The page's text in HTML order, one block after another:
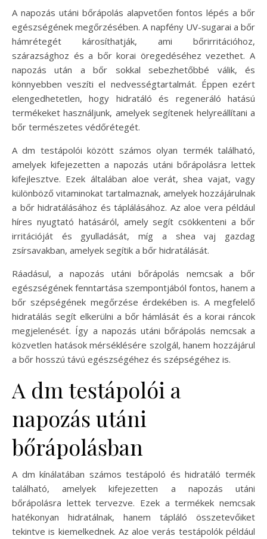
A napozás utáni bőrápolás alapvetően fontos lépés a bőr
egészségének megőrzésében. A napfény UV-sugarai a bőr
hámrétegét károsíthatják, ami bőrirritációhoz,
szárazsághoz és a bőr korai öregedéséhez vezethet. A
napozás után a bőr sokkal sebezhetőbbé válik, és
könnyebben veszíti el nedvességtartalmát. Éppen ezért
elengedhetetlen, hogy hidratáló és regeneráló hatású
termékeket használjunk, amelyek segítenek helyreállítani a
bőr természetes védőrétegét.
A dm testápolói között számos olyan termék található,
amelyek kifejezetten a napozás utáni bőrápolásra lettek
kifejlesztve. Ezek általában aloe verát, shea vajat, vagy
különböző vitaminokat tartalmaznak, amelyek hozzájárulnak
a bőr hidratálásához és táplálásához. Az aloe vera például
híres nyugtató hatásáról, amely segít csökkenteni a bőr
irritációját és gyulladását, míg a shea vaj gazdag
zsírsavakban, amelyek segítik a bőr hidratálását.
Ráadásul, a napozás utáni bőrápolás nemcsak a bőr
egészségének fenntartása szempontjából fontos, hanem a
bőr szépségének megőrzése érdekében is. A megfelelő
hidratálás segít elkerülni a bőr hámlását és a korai ráncok
megjelenését. Így a napozás utáni bőrápolás nemcsak a
közvetlen hatások mérséklésére szolgál, hanem hozzájárul
a bőr hosszú távú egészségéhez és szépségéhez is.
A dm testápolói a
napozás utáni
bőrápolásban
A dm kínálatában számos testápoló és hidratáló termék
található, amelyek kifejezetten a napozás utáni
bőrápolásra lettek tervezve. Ezek a termékek nemcsak
hatékonyan hidratálnak, hanem tápláló összetevőiket
tekintve is kiemelkednek. Az aloe verás testápolók például